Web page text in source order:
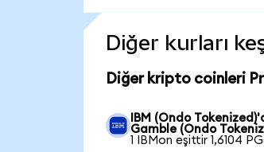
Diğer kurları
Diğer kripto coinleri
IBM (Ondo
Gamble (Ondo
1 IBMon eşittir 1,6104